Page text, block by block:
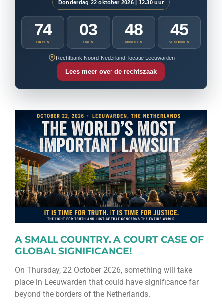
Donderdag 22 oktober 2026 | 12.30 uur
74
DAGEN
03
UREN
48
MINUTEN
43
SECONDEN
Rechtbank Noord-Nederland, locatie Leeuwarden
Lees meer over de rechtszaak
A SMALL COUNTRY. A COURT CASE OF
GLOBAL SIGNIFICANCE!
On Thursday, 22 October 2026, something will take
place in Leeuwarden that could have significance far
beyond the borders of the Netherlands.